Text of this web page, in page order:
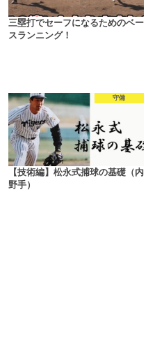
三塁打でセーフになるためのベー
スランニング！
守備
【技術編】松永式捕球の基礎（内
野手）